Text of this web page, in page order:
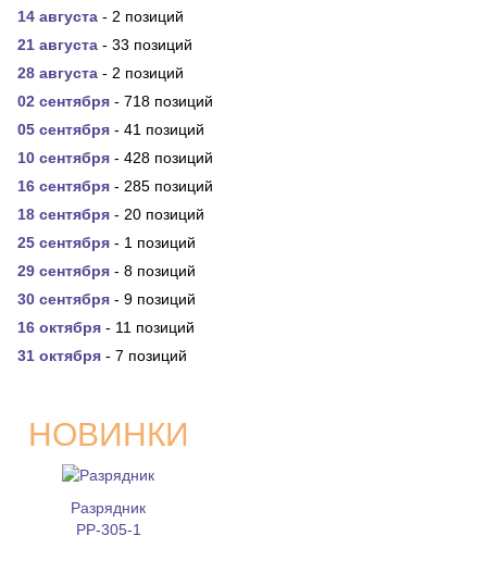
14 августа - 2 позиций
21 августа - 33 позиций
28 августа - 2 позиций
02 сентября - 718 позиций
05 сентября - 41 позиций
10 сентября - 428 позиций
16 сентября - 285 позиций
18 сентября - 20 позиций
25 сентября - 1 позиций
29 сентября - 8 позиций
30 сентября - 9 позиций
16 октября - 11 позиций
31 октября - 7 позиций
НОВИНКИ
Разрядник
РР-305-1